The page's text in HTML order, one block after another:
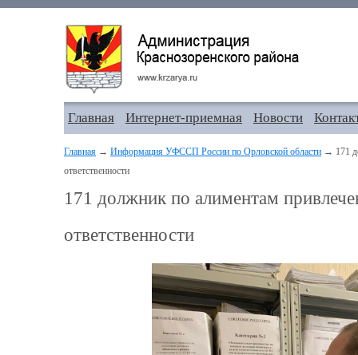
Главная Интернет-приемная Новости
Главная → Информация УФССП России по Орловской области → 171
ответственности
171 должник по алиментам
ответственности